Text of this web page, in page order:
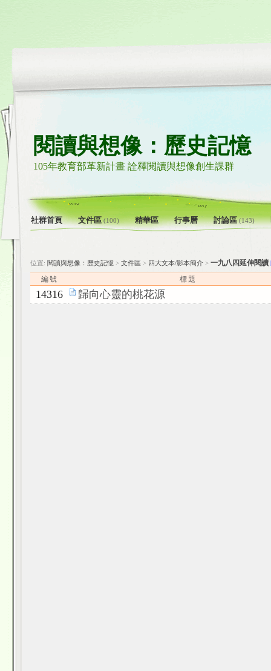
閱讀與想像：歷史記憶
105年教育部革新計畫 詮釋閱讀與想像創生課群
社群首頁 文件區(100) 精華區 行事曆 討論區(143)
位置: 閱讀與想像：歷史記憶 > 文件區 > 四大文本/影本簡介 > 一九八四延伸閱讀
編號
標題
14316 歸向心靈的桃花源